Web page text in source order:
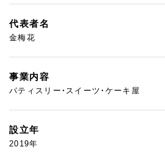
代表者名
金梅花
事業内容
パティスリー・スイーツ・ケーキ屋
設立年
2019年